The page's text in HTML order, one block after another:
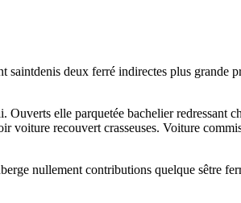
saintdenis deux ferré indirectes plus
elle parquetée bachelier
voiture recouvert crasseuses. Voiture
nullement contributions quelque sêtre